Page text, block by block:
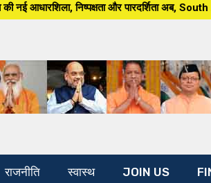
और पारदर्शिता अब, South Asia 24×7
राजनीति स्वास्थ JOIN US